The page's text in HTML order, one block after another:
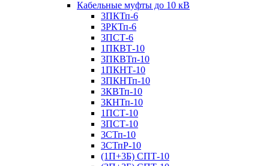
Кабельные муфты до 10 кВ
3ПКТп-6
3РКТп-6
3ПСТ-6
1ПКВТ-10
3ПКВТп-10
1ПКНТ-10
3ПКНТп-10
3КВТп-10
3КНТп-10
1ПСТ-10
3ПСТ-10
3СТп-10
3СТпР-10
(1П+3Б) СПТ-10